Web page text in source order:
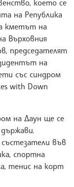
което се
на Република
кметът на
Върховния
председателят
на
със синдром
with Down
на Даун ще се
във
спортна
тенис на корт